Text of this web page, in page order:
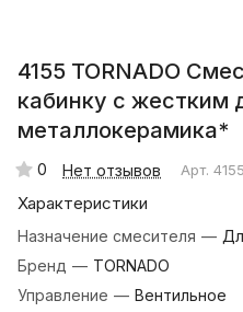
4155 TORNADO
кабинку c жестким
металлокерамика*
0 Нет отзывов Арт. 4155
Характеристики
Назначение смесителя —
Бренд — TORNADO
Управление — Вентильное